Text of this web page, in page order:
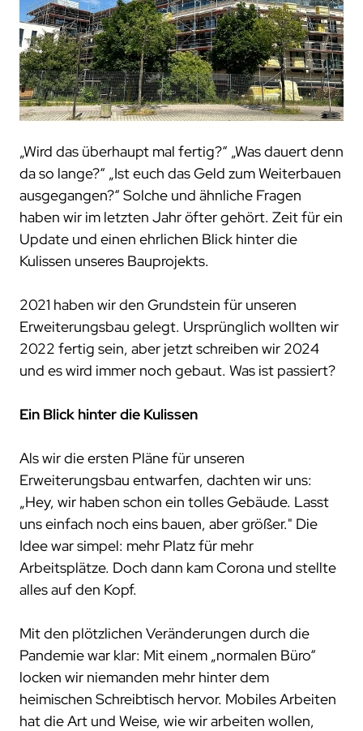
test.guide
scenario.architect
review.toolbox
japan
jobs
stellenangebote
was uns ausmacht
dein einstieg
netzwerk
kooperationen
beteiligungen
mitgliedschaften
forschung
kunden
unsere kunden
zusammenarbeit
projekte
compliance
standards
newsletter
„Wird das überhaupt mal fertig?“ „Was dauert denn
da so lange?“ „Ist euch das Geld zum Weiterbauen
ausgegangen?“ Solche und ähnliche Fragen
haben wir im letzten Jahr öfter gehört. Zeit für ein
Update und einen ehrlichen Blick hinter die
Kulissen unseres Bauprojekts.
2021 haben wir den Grundstein für unseren
Erweiterungsbau gelegt. Ursprünglich wollten wir
2022 fertig sein, aber jetzt schreiben wir 2024
und es wird immer noch gebaut. Was ist passiert?
Ein Blick hinter die Kulissen
Als wir die ersten Pläne für unseren
Erweiterungsbau entwarfen, dachten wir uns:
„Hey, wir haben schon ein tolles Gebäude. Lasst
uns einfach noch eins bauen, aber größer." Die
Idee war simpel: mehr Platz für mehr
Arbeitsplätze. Doch dann kam Corona und stellte
alles auf den Kopf.
Mit den plötzlichen Veränderungen durch die
Pandemie war klar: Mit einem „normalen Büro“
locken wir niemanden mehr hinter dem
heimischen Schreibtisch hervor. Mobiles Arbeiten
hat die Art und Weise, wie wir arbeiten wollen,